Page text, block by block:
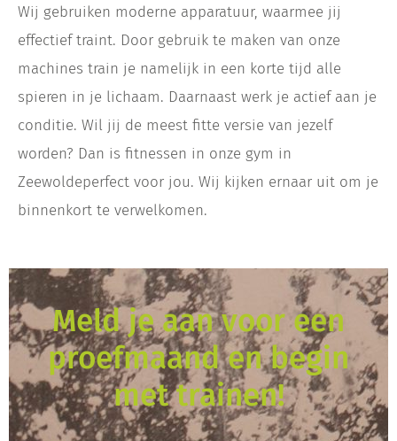
Wij gebruiken moderne apparatuur, waarmee jij
effectief traint. Door gebruik te maken van onze
machines train je namelijk in een korte tijd alle
spieren in je lichaam. Daarnaast werk je actief aan je
conditie. Wil jij de meest fitte versie van jezelf
worden? Dan is fitnessen in onze gym in
Zeewoldeperfect voor jou. Wij kijken ernaar uit om je
binnenkort te verwelkomen.
Meld je aan voor een
proefmaand en begin
met trainen!